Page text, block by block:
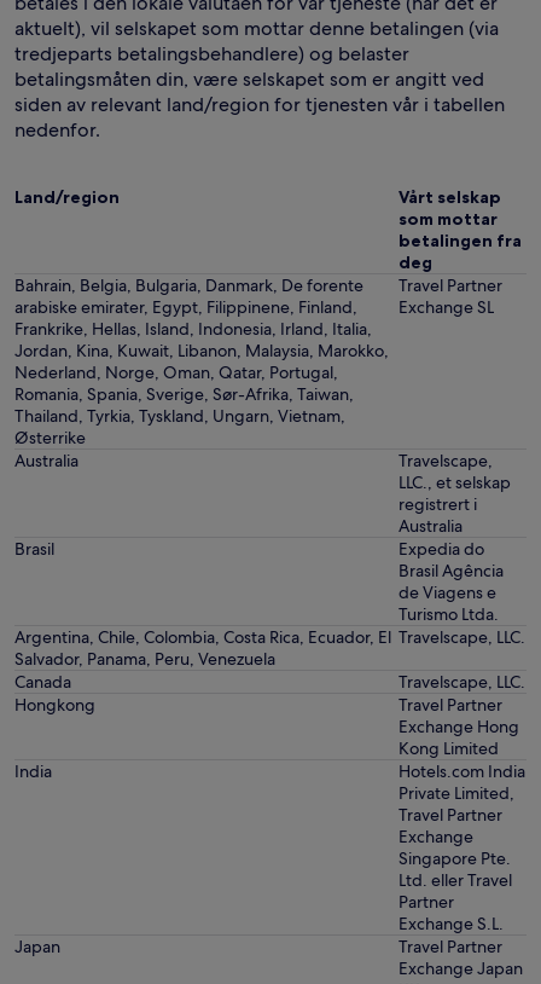
aktuelt), vil selskapet som mottar denne betalingen (via
tredjeparts betalingsbehandlere) og belaster
betalingsmåten din, være selskapet som er angitt ved
siden av relevant land/region for tjenesten vår i tabellen
nedenfor.
Land/region
Vårt selskap
som mottar
betalingen fra
deg
Bahrain, Belgia, Bulgaria, Danmark, De forente
arabiske emirater, Egypt, Filippinene, Finland,
Frankrike, Hellas, Island, Indonesia, Irland, Italia,
Jordan, Kina, Kuwait, Libanon, Malaysia, Marokko,
Nederland, Norge, Oman, Qatar, Portugal,
Romania, Spania, Sverige, Sør-Afrika, Taiwan,
Thailand, Tyrkia, Tyskland, Ungarn, Vietnam,
Østerrike
Travel Partner
Exchange SL
Australia
Travelscape,
LLC., et selskap
registrert i
Australia
Brasil
Expedia do
Brasil Agência
de Viagens e
Turismo Ltda.
Argentina, Chile, Colombia, Costa Rica, Ecuador, El
Salvador, Panama, Peru, Venezuela
Travelscape, LLC.
Canada
Travelscape, LLC.
Hongkong
Travel Partner
Exchange Hong
Kong Limited
India
Hotels.com India
Private Limited,
Travel Partner
Exchange
Singapore Pte.
Ltd. eller Travel
Partner
Exchange S.L.
Japan
Travel Partner
Exchange Japan